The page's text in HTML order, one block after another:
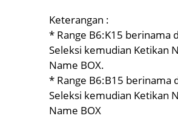
Keterangan :
* Range B6:K15 berinama
Seleksi kemudian Ketikan
Name BOX.
* Range B6:B15 berinama
Seleksi kemudian Ketikan
Name BOX